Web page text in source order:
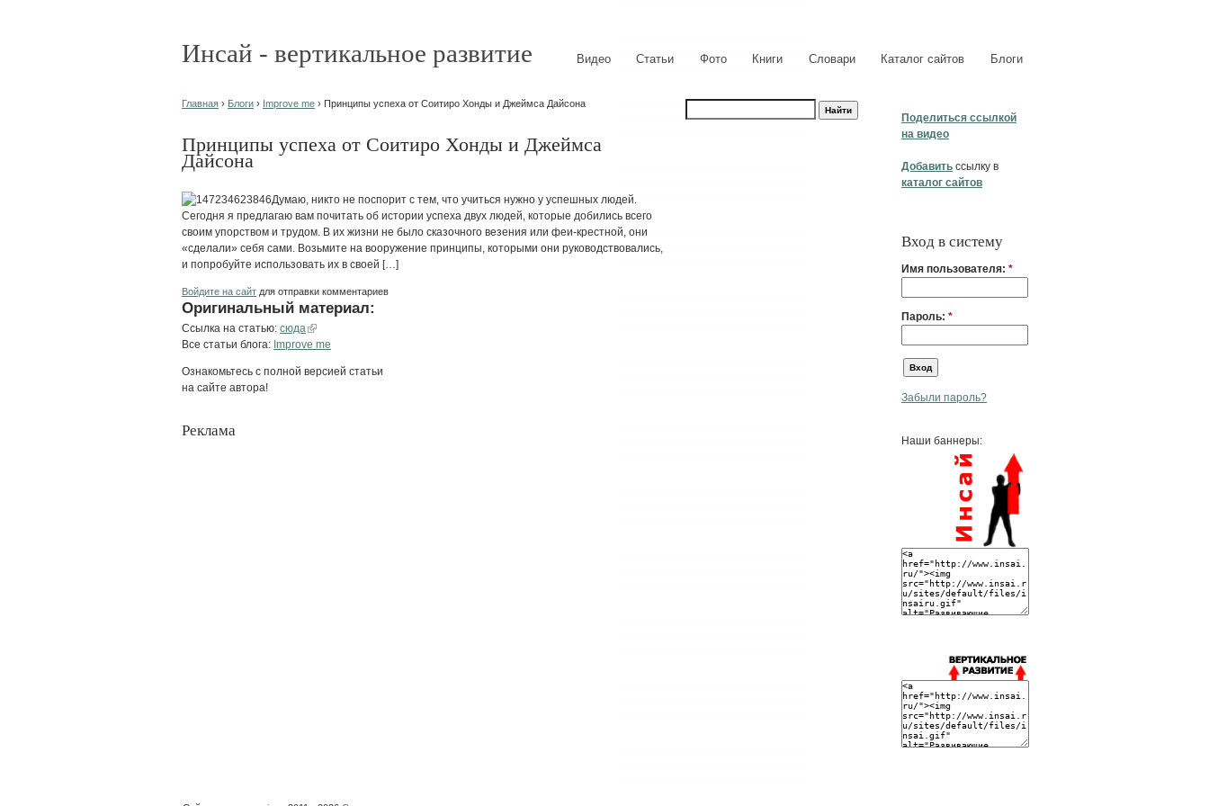
Инсай - вертикальное развитие Видео Статьи Фото Книги Словари Каталог сайтов Блоги
Поделиться ссылкой
на видео
Добавить ссылку в
каталог сайтов
Вход в систему
Имя пользователя: *
Пароль: *
Забыли пароль?
Наши баннеры:
Главная › Блоги › Improve me › Принципы успеха от Соитиро Хонды и Джеймса Дайсона
Принципы успеха от Соитиро Хонды и Джеймса
Дайсона
Думаю, никто не поспорит с тем, что учиться нужно у успешных людей.
Сегодня я предлагаю вам почитать об истории успеха двух людей, которые добились всего
своим упорством и трудом. В их жизни не было сказочного везения или феи-крестной, они
«сделали» себя сами. Возьмите на вооружение принципы, которыми они руководствовались,
и попробуйте использовать их в своей […]
Войдите на сайт для отправки комментариев
Оригинальный материал:
Ссылка на статью: сюда
Все статьи блога: Improve me
Ознакомьтесь с полной версией статьи
на сайте автора!
Реклама